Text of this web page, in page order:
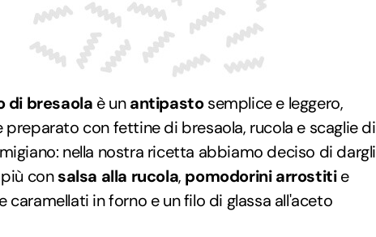
di bresaola è unantipastosemplice e leggero,
preparato con fettine di bresaola, rucola e scaglie di
nella nostra ricetta abbiamo deciso di dargli
consalsa alla rucola, pomodorini arrostitie
caramellati in forno e un filo di glassa all'aceto